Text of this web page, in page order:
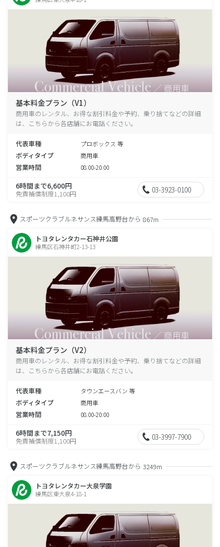
基本料金プラン（V1）
商用車のレンタル、お得な割引料金や予約、乗り捨てなどの詳細
は、こちらから各店舗にお電話ください。
代表車種 プロボックス 等
ボディタイプ 商用車
営業時間 08:00-20:00
6時間まで6,600円
免責補償制度1,100円 03-3923-0100
スポーツクラブルネサンス練馬高野台から 867m
トヨタレンタカー石神井公園
練馬区石神井町2-13-13
基本料金プラン（V2）
商用車のレンタル、お得な割引料金や予約、乗り捨てなどの詳細
は、こちらから各店舗にお電話ください。
代表車種 タウンエースバン 等
ボディタイプ 商用車
営業時間 08:00-20:00
6時間まで7,150円
免責補償制度1,100円 03-3997-7900
スポーツクラブルネサンス練馬高野台から 3249m
トヨタレンタカー大泉学園
練馬区東大泉4-18-1